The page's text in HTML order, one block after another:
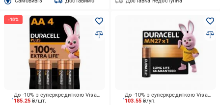
185.25₴/шт.
До -10% з суперкредиткою Visa Вигода
103.55₴/уп.
До -10% з суперкредиткою Visa Вигода